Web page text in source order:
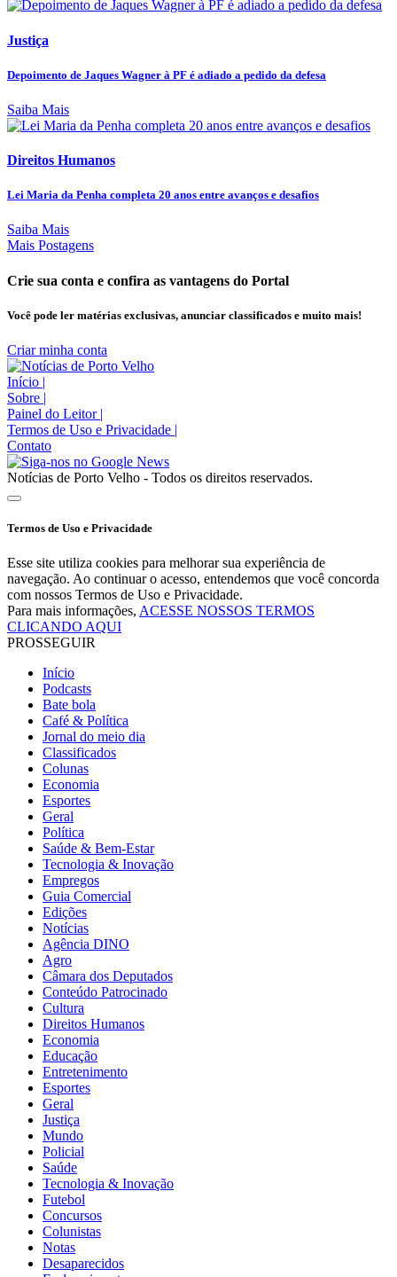
Justiça
Depoimento de Jaques Wagner à PF é adiado a pedido da defesa
Saiba Mais
Direitos Humanos
Lei Maria da Penha completa 20 anos entre avanços e desafios
Saiba Mais
Mais Postagens
Crie sua conta e confira as vantagens do Portal
Você pode ler matérias exclusivas, anunciar classificados e muito mais!
Criar minha conta
Início |
Sobre |
Painel do Leitor |
Termos de Uso e Privacidade |
Contato
Notícias de Porto Velho - Todos os direitos reservados.
Termos de Uso e Privacidade
Esse site utiliza cookies para melhorar sua experiência de
navegação. Ao continuar o acesso, entendemos que você concorda
com nossos Termos de Uso e Privacidade.
Para mais informações, ACESSE NOSSOS TERMOS
CLICANDO AQUI
PROSSEGUIR
Início
Podcasts
Bate bola
Café & Política
Jornal do meio dia
Classificados
Colunas
Economia
Esportes
Geral
Política
Saúde & Bem-Estar
Tecnologia & Inovação
Empregos
Guia Comercial
Edições
Notícias
Agência DINO
Agro
Câmara dos Deputados
Conteúdo Patrocinado
Cultura
Direitos Humanos
Economia
Educação
Entretenimento
Esportes
Geral
Justiça
Mundo
Policial
Saúde
Tecnologia & Inovação
Futebol
Concursos
Colunistas
Notas
Desaparecidos